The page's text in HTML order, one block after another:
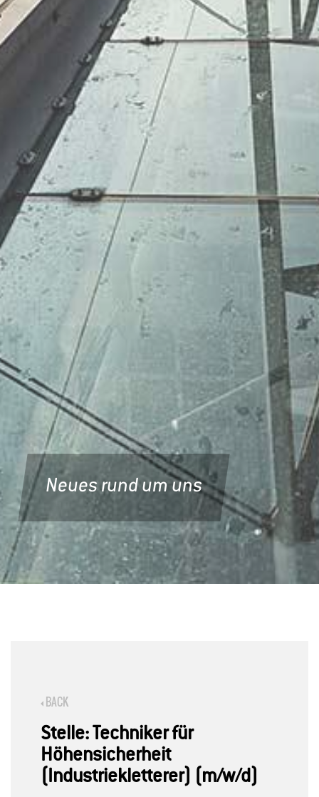
Neues rund um uns
BACK
Stelle: Techniker für
Höhensicherheit
(Industriekletterer) (m/w/d)